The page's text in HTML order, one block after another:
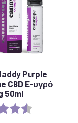
Purple
CBD E-υγρό
50ml